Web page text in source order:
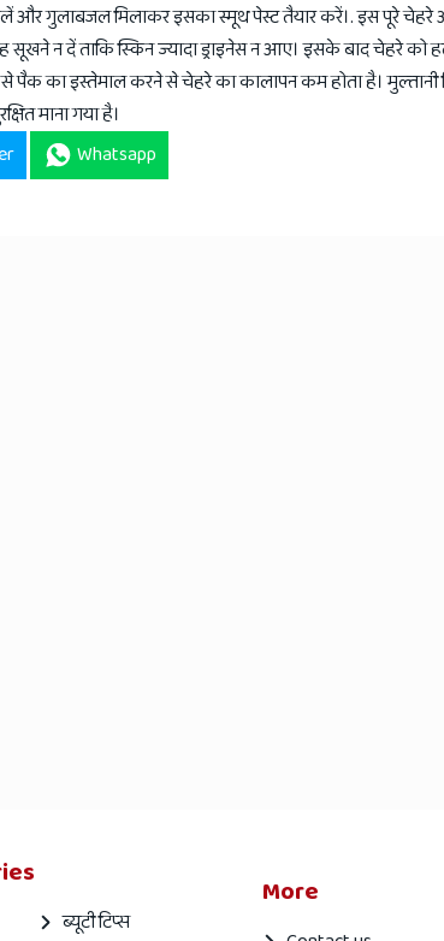
और गुलाबजल मिलाकर इसका स्मूथ पेस्ट तैयार करें।. इस पूरे चेहरे
न दें ताकि स्किन ज्यादा ड्राइनेस न आए। इसके बाद चेहरे को
पैक का इस्तेमाल करने से चेहरे का कालापन कम होता है। मुल्तानी
माना गया है।
Whatsapp
ब्यूटी टिप्स
More